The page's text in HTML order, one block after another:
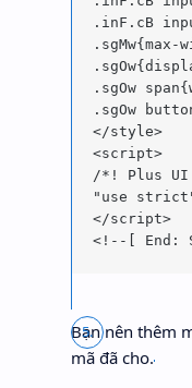
.inF.cB
.sgOw
.sgOw
</style>
<script>
/*! Plus UI
"use
</script>
Bạn nên thêm
mã đã cho.